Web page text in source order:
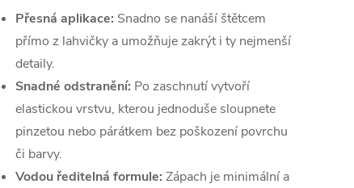
Přesná aplikace: Snadno se nanáší štětcem
přímo z lahvičky a umožňuje zakrýt i ty nejmenší
detaily.
Snadné odstranění: Po zaschnutí vytvoří
elastickou vrstvu, kterou jednoduše sloupnete
pinzetou nebo párátkem bez poškození povrchu
či barvy.
Vodou ředitelná formule: Zápach je minimální a